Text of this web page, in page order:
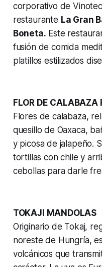
corporativo de
restaurante La Gran
Boneta. Este
fusión de comida
platillos estilizados
FLOR DE CALABAZA
Flores de calabaza,
quesillo de Oaxaca,
y picosa de jalapeño.
tortillas con chile y
cebollas para darle
TOKAJI MANDOLAS
Originario de Tokaj,
noreste de Hungría,
volcánicos que